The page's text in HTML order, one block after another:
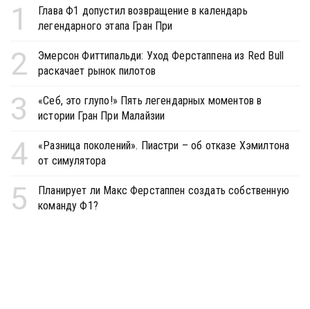
1
Глава Ф1 допустил возвращение в календарь
легендарного этапа Гран При
2
Эмерсон Фиттипальди: Уход Ферстаппена из Red Bull
раскачает рынок пилотов
3
«Себ, это глупо!» Пять легендарных моментов в
истории Гран При Малайзии
4
«Разница поколений». Пиастри – об отказе Хэмилтона
от симулятора
5
Планирует ли Макс Ферстаппен создать собственную
команду Ф1?